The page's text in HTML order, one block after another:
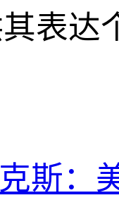
表达
克斯